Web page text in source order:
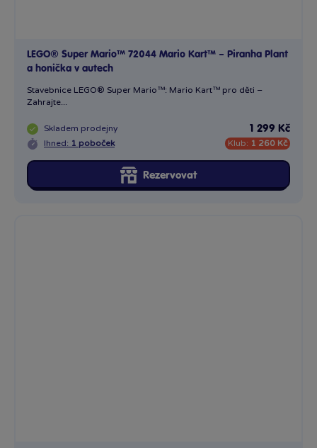
LEGO® Super Mario™ 72044 Mario Kart™ – Piranha Plant
a honička v autech
Stavebnice LEGO® Super Mario™: Mario Kart™ pro děti –
Zahrajte...
Skladem prodejny
Ihned: 1 poboček
1 299 Kč
Klub: 1 260 Kč
Rezervovat